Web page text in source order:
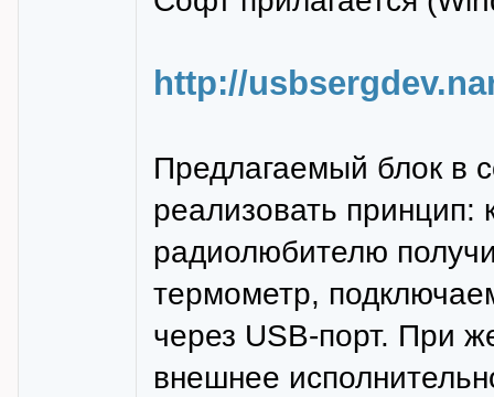
http://
Предлагаемый блок в
реализовать принцип:
радиолюбителю
термометр,
через USB-порт. При
внешнее